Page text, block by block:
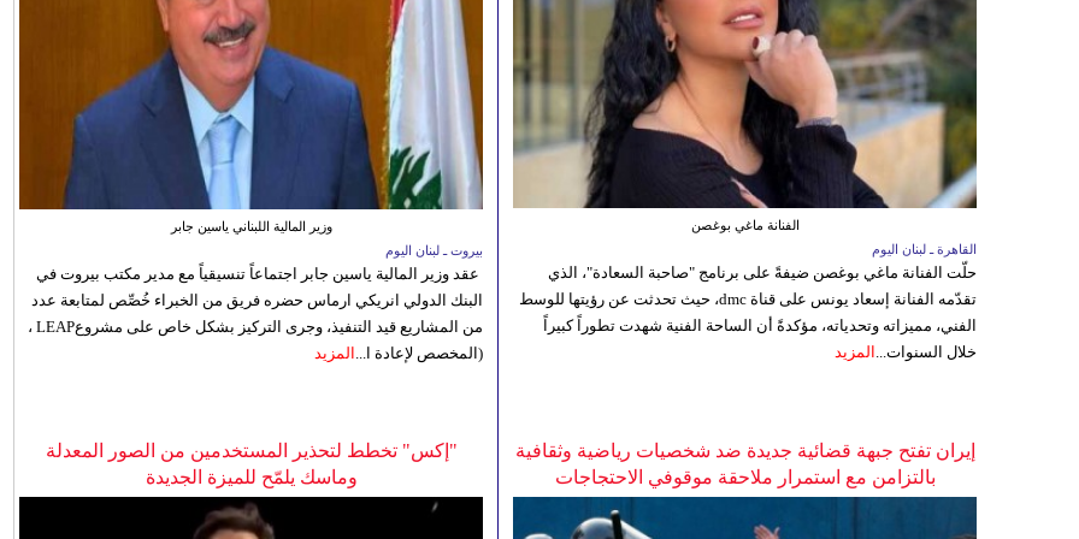
وزير المالية اللبناني ياسين جابر
بيروت ـ لبنان اليوم
عقد وزير المالية ياسين جابر اجتماعاً تنسيقياً مع مدير مكتب بيروت في
البنك الدولي انريكي ارماس حضره فريق من الخبراء خُصِّص لمتابعة عدد
من المشاريع قيد التنفيذ، وجرى التركيز بشكل خاص على مشروعLEAP ،
(المخصص لإعادة ا... المزيد
الفنانة ماغي بوغصن
القاهرة ـ لبنان اليوم
حلّت الفنانة ماغي بوغصن ضيفةً على برنامج "صاحبة السعادة"، الذي
تقدّمه الفنانة إسعاد يونس على قناة dmc، حيث تحدثت عن رؤيتها للوسط
الفني، مميزاته وتحدياته، مؤكدةً أن الساحة الفنية شهدت تطوراً كبيراً
خلال السنوات... المزيد
"إكس" تخطط لتحذير المستخدمين من الصور المعدلة
وماسك يلمّح للميزة الجديدة
إيران تفتح جبهة قضائية جديدة ضد شخصيات رياضية وثقافية
بالتزامن مع استمرار ملاحقة موقوفي الاحتجاجات